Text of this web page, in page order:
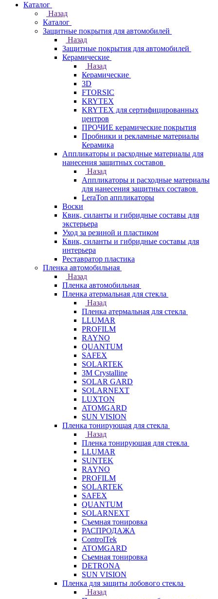
Каталог
Назад
Каталог
Защитные покрытия для автомобилей
Назад
Защитные покрытия для автомобилей
Керамические
Назад
Керамические
3D
FTORSIC
KRYTEX
KRYTEX для сертифицированных
центров
ПРОЧИЕ керамические покрытия
Пробники и рекламные материалы
Керамика
Аппликаторы и расходные материалы для
нанесения защитных составов
Назад
Аппликаторы и расходные материалы
для нанесения защитных составов
LeraTon аппликаторы
Воски
Квик, силанты и гибридные составы для
экстерьера
Уход за резиной и пластиком
Квик, силанты и гибридные составы для
интерьера
Реставратор пластика
Пленка автомобильная
Назад
Пленка автомобильная
Пленка атермальная для стекла
Назад
Пленка атермальная для стекла
LLUMAR
PROFILM
RAYNO
QUANTUM
SAFEX
SOLARTEK
3M Crystalline
SOLAR GARD
SOLARNEXT
LUXTON
ATOMGARD
SUN VISION
Пленка тонирующая для стекла
Назад
Пленка тонирующая для стекла
LLUMAR
SUNTEK
RAYNO
PROFILM
SOLARTEK
SAFEX
QUANTUM
SOLARNEXT
Съемная тонировка
РАСПРОДАЖА
ControlTek
ATOMGARD
Съемная тонировка
DETRONA
SUN VISION
Пленка для защиты лобового стекла
Назад